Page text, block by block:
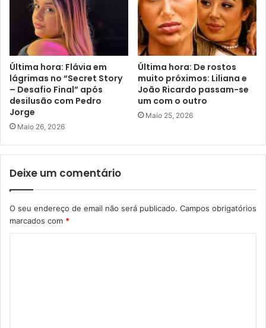
Última hora: Flávia em
lágrimas no “Secret Story
– Desafio Final” após
desilusão com Pedro
Jorge
Maio 26, 2026
Última hora: De rostos
muito próximos: Liliana e
João Ricardo passam-se
um com o outro
Maio 25, 2026
Deixe um comentário
O seu endereço de email não será publicado. Campos obrigatórios
marcados com *